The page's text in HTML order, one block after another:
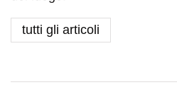
tutti gli articoli